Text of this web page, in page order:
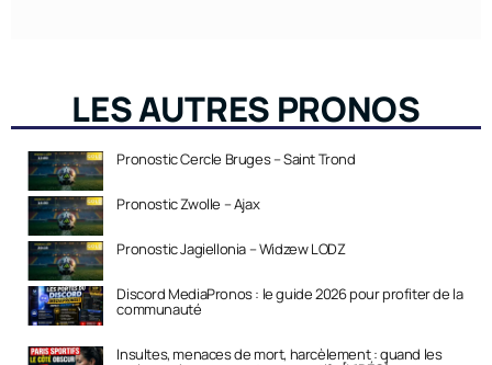
LES AUTRES PRONOS
Pronostic Cercle Bruges – Saint Trond
Pronostic Zwolle – Ajax
Pronostic Jagiellonia – Widzew LODZ
Discord MediaPronos : le guide 2026 pour profiter de la
communauté
Insultes, menaces de mort, harcèlement : quand les